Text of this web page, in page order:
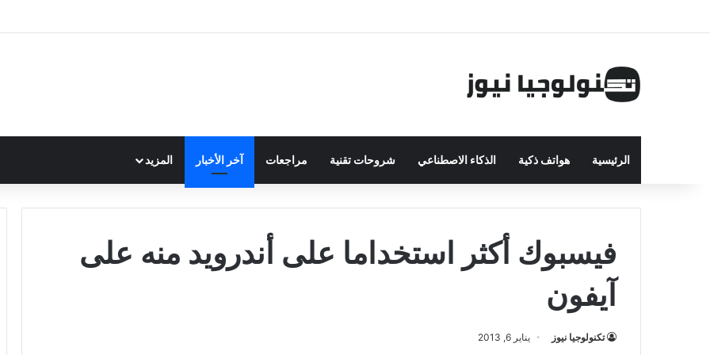
الرئيسية هواتف ذكية الذكاء الاصطناعي شروحات تقنية مراجعات آخر الأخبار المزيد
فيسبوك أكثر استخداما على أندرويد منه على
آيفون
تكنولوجيا نيوز يناير 6, 2013